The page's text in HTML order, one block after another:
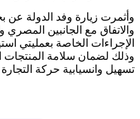
وأثمرت زيارة وفد الدولة عن
والاتفاق مع الجانبين
الإجراءات الخاصة بعمليتي
وذلك لضمان سلامة المنتجات
تسهيل وانسيابية حركة